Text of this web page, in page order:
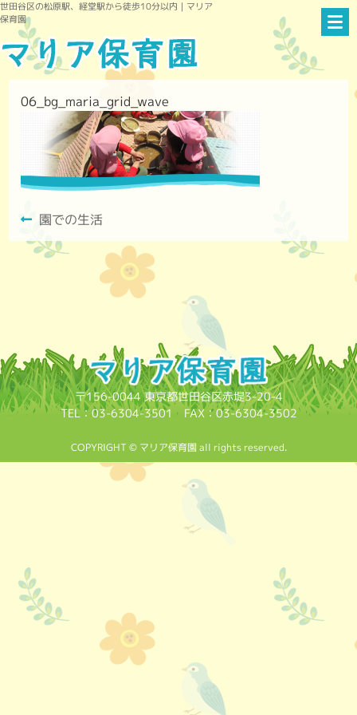
世田谷区の松原駅、経堂駅から徒歩10分以内｜マリア
保育園
06_bg_maria_grid_wave
園での生活
〒156-0044 東京都世田谷区赤堤3-20-4
TEL：03-6304-3501 FAX：03-6304-3502
COPYRIGHT © マリア保育園 all rights reserved.